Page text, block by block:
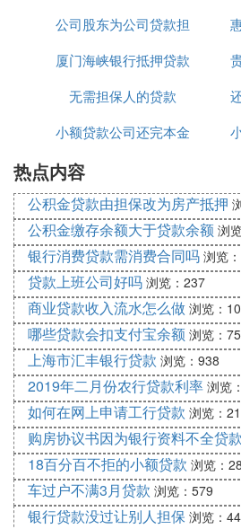
也可以拿回本人的房产证。
拓展资料：解除抵押。办理完
要携带身份证、房贷结算证明
房产出让手续，因为只有办完
产的所有权。
关于房贷还清后5年没有解除抵
除。
对于五年后仍未解除抵押的情况
解除手续。毕竟，银行对解除抵
制。只要信息齐全，客户就可
续。当然，如果有些材料长期
抵押的手续。因此，客户最好
房贷解除手续。
按揭贷款还清后，可立即向银
取回其他票据，持个人身份证件
证到房管局注销房屋抵押登记，
料。而且需要注意的是，房屋
能真正属于客户。如果房贷没
房产证上加名字。
如果客户暂时无法办理抵押解
人帮忙，准备公证处出具的委
息8厘
公司股东为公司贷款担
保
厦门海峡银行抵押贷款
利息
无需担保人的贷款
小额贷款公司还完本金
热点内容
公积金贷款由担保改为房产抵押
公积金缴存余额大于贷款余额 浏
银行消费贷款需消费合同吗 浏览
贷款上班公司好吗 浏览：237
商业贷款收入流水怎么做 浏览：
哪些贷款会扣支付宝余额 浏览：
上海市汇丰银行贷款 浏览：938
2019年二月份农行贷款利率 浏览
如何在网上申请工行贷款 浏览：
购房协议书因为银行资料不全贷款
18百分百不拒的小额贷款 浏览：
车过户不满3月贷款 浏览：579
银行贷款没过让别人担保 浏览：